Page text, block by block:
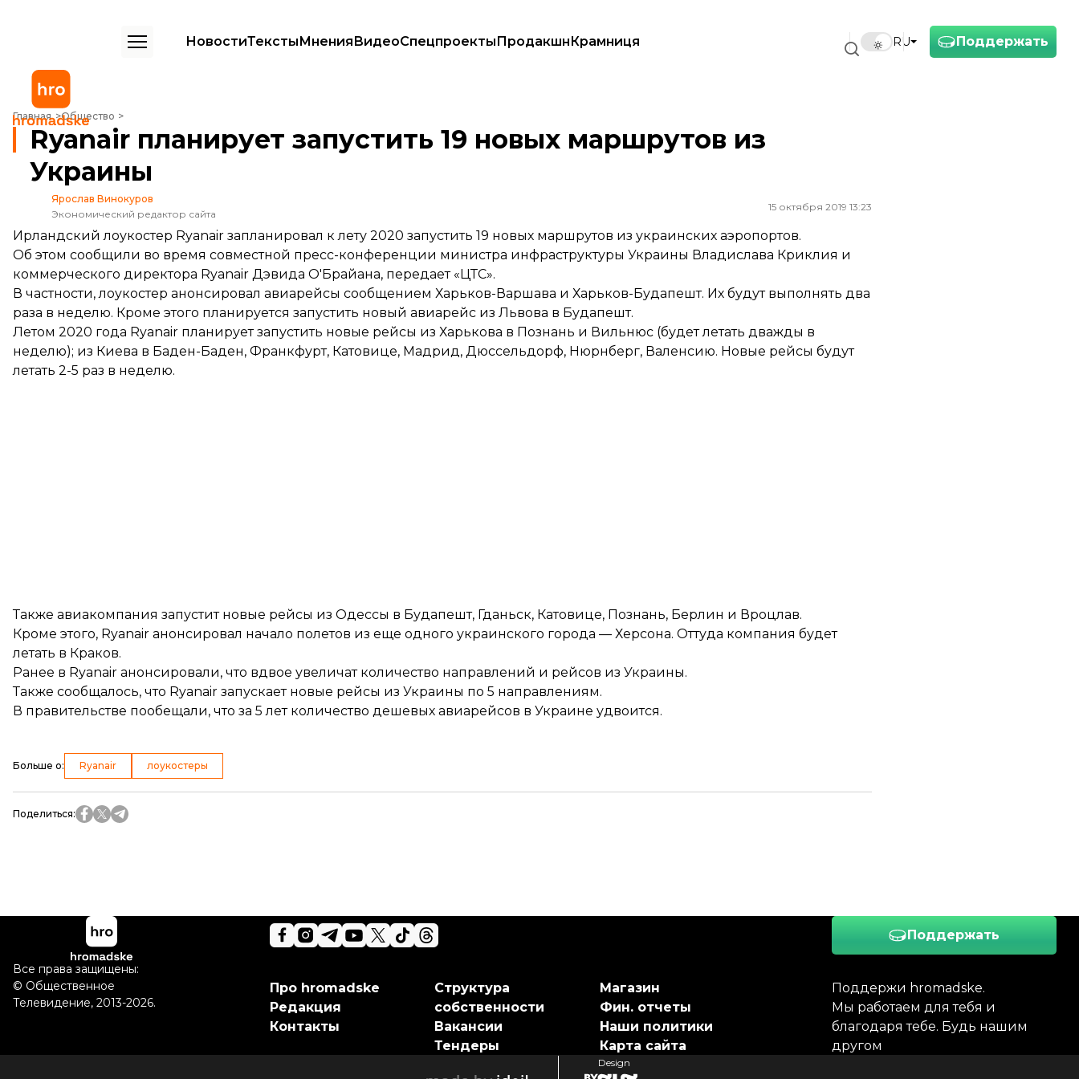
Поддержать
RU
НовостиТекстыМненияВидеоСпецпроектыПродакшнКрамниця
Главная Общество
Ryanair планирует запустить 19 новых маршрутов из Украины
Ryanair планирует запустить 19 новых маршрутов из
Украины
Ярослав Винокуров
Экономический редактор сайта
15 октября 2019 13:23
Ирландский лоукостер Ryanair запланировал к лету 2020 запустить 19 новых маршрутов из украинских аэропортов.
Об этом сообщили во время совместной пресс-конференции министра инфраструктуры Украины Владислава Криклия и
коммерческого директора Ryanair Дэвида О'Брайана, передает«ЦТС».
В частности, лоукостер анонсировал авиарейсы сообщением Харьков-Варшава и Харьков-Будапешт. Их будут выполнять два
раза в неделю. Кроме этого планируется запустить новый авиарейс из Львова в Будапешт.
Летом 2020 года Ryanair планирует запустить новые рейсы из Харькова в Познань и Вильнюс (будет летать дважды в
неделю); из Киева в Баден-Баден, Франкфурт, Катовице, Мадрид, Дюссельдорф, Нюрнберг, Валенсию. Новые рейсы будут
летать 2-5 раз в неделю.
Также авиакомпания запустит новые рейсы из Одессы в Будапешт, Гданьск, Катовице, Познань, Берлин и Вроцлав.
Кроме этого, Ryanair анонсировал начало полетов из еще одного украинского города — Херсона. Оттуда компания будет
летать в Краков.
Ранее в Ryanair анонсировали, что вдвое увеличат количество направлений и рейсов из Украины.
Также сообщалось, что Ryanair запускает новые рейсы из Украины по 5 направлениям.
В правительстве пообещали, что за 5 лет количество дешевых авиарейсов в Украине удвоится.
Больше о: Ryanair лоукостеры
Поделиться:
Поддержать
Поддержи hromadske.
Мы работаем для тебя и
благодаря тебе. Будь нашим
другом
Про hromadske
Редакция
Контакты
Структура
собственности
Вакансии
Тендеры
Магазин
Фин. отчеты
Наши политики
Карта сайта
Все права защищены:
© Общественное
Телевидение, 2013-2026.
Design